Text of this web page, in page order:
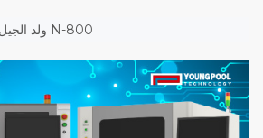
ولد الجيل الأول من آلة تفريغ الغاز N-800